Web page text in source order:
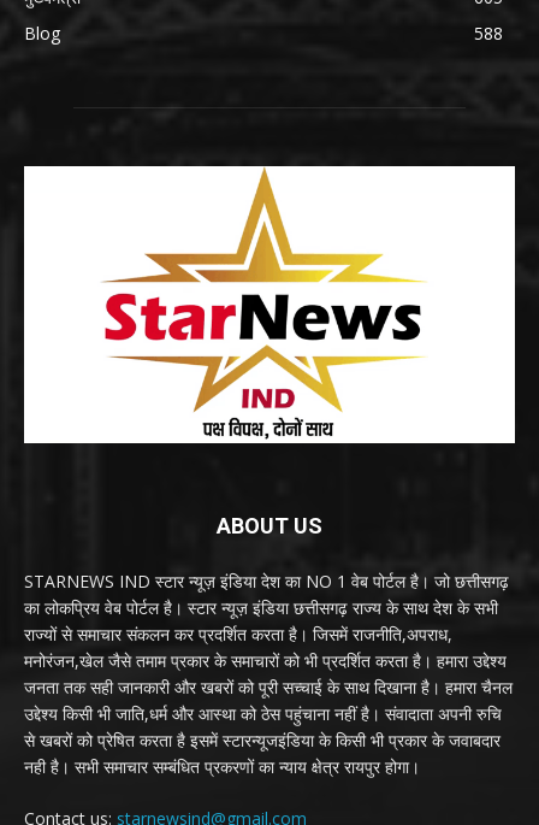
Blog
588
ABOUT US
STARNEWS IND स्टार न्यूज़ इंडिया देश का NO 1 वेब पोर्टल है। जो छत्तीसगढ़
का लोकप्रिय वेब पोर्टल है। स्टार न्यूज़ इंडिया छत्तीसगढ़ राज्य के साथ देश के सभी
राज्यों से समाचार संकलन कर प्रदर्शित करता है। जिसमें राजनीति,अपराध,
मनोरंजन,खेल जैसे तमाम प्रकार के समाचारों को भी प्रदर्शित करता है। हमारा उद्देश्य
जनता तक सही जानकारी और खबरों को पूरी सच्चाई के साथ दिखाना है। हमारा चैनल
उद्देश्य किसी भी जाति,धर्म और आस्था को ठेस पहुंचाना नहीं है। संवादाता अपनी रुचि
से खबरों को प्रेषित करता है इसमें स्टारन्यूजइंडिया के किसी भी प्रकार के जवाबदार
नही है। सभी समाचार सम्बंधित प्रकरणों का न्याय क्षेत्र रायपुर होगा।
Contact us: starnewsind@gmail.com